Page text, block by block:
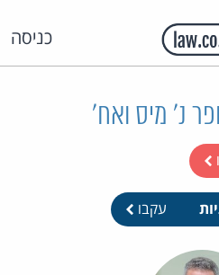
כניסה
עקבו